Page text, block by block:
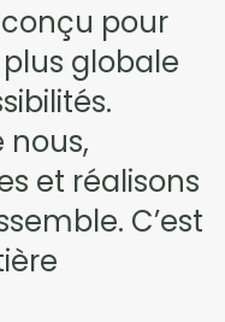
pour
globale
nous,
et réalisons
C’est